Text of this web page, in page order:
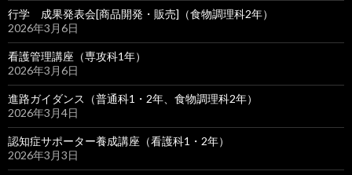
行学 成果発表会[商品開発・販売]（食物調理科2年）
2026年3月6日
看護管理講座（専攻科1年）
2026年3月6日
進路ガイダンス（普通科1・2年、食物調理科2年）
2026年3月4日
認知症サポーター養成講座（看護科1・2年）
2026年3月3日